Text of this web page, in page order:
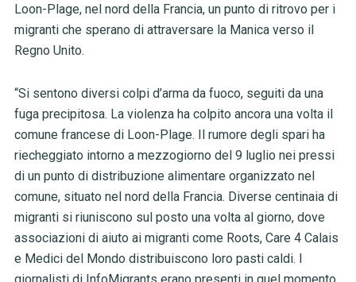
Loon-Plage, nel nord della Francia, un punto di ritrovo per i
migranti che sperano di attraversare la Manica verso il
Regno Unito.
“Si sentono diversi colpi d’arma da fuoco, seguiti da una
fuga precipitosa. La violenza ha colpito ancora una volta il
comune francese di Loon-Plage. Il rumore degli spari ha
riecheggiato intorno a mezzogiorno del 9 luglio nei pressi
di un punto di distribuzione alimentare organizzato nel
comune, situato nel nord della Francia. Diverse centinaia di
migranti si riuniscono sul posto una volta al giorno, dove
associazioni di aiuto ai migranti come Roots, Care 4 Calais
e Medici del Mondo distribuiscono loro pasti caldi. I
giornalisti di InfoMigrants erano presenti in quel momento